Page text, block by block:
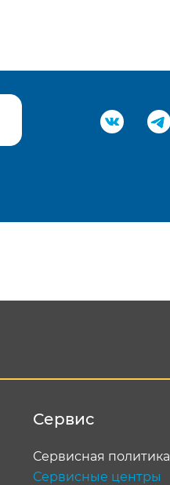
Сервис
Сервисная политика
Сервисные центры